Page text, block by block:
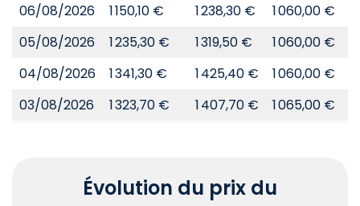
06/08/2026
1 150,10 € 1 238,30 € 1 060,00 €
05/08/2026
1 235,30 € 1 319,50 € 1 060,00 €
04/08/2026
1 341,30 € 1 425,40 € 1 060,00 €
03/08/2026
1 323,70 € 1 407,70 € 1 065,00 €
Évolution du prix du